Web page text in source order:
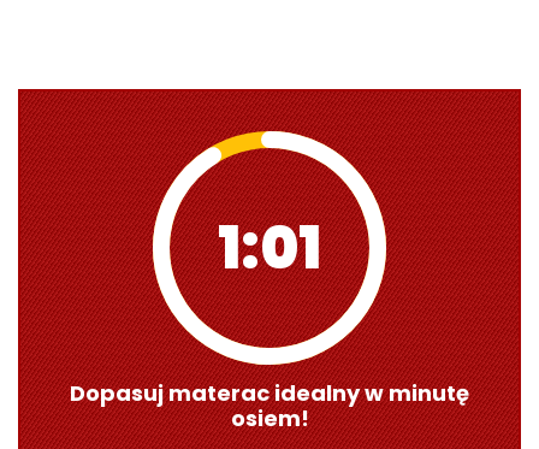
1:00
Dopasuj materac idealny w minutę
osiem!